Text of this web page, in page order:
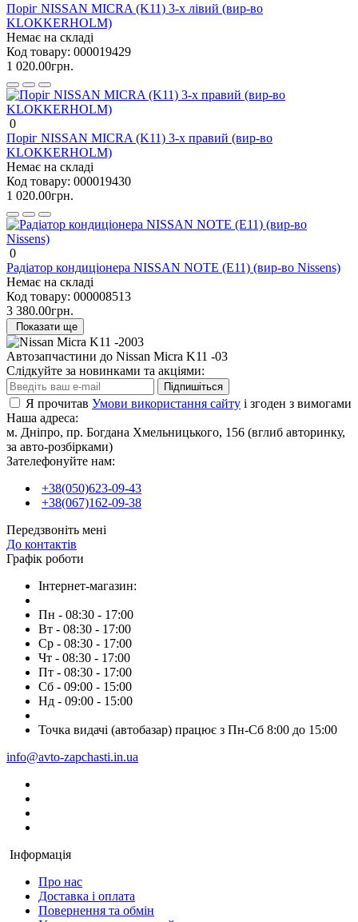
Поріг NISSAN MICRA (K11) 3-х лівий (вир-во
KLOKKERHOLM)
Немає на складі
Код товару: 000019429
1 020.00грн.
0
Поріг NISSAN MICRA (K11) 3-х правий (вир-во
KLOKKERHOLM)
Немає на складі
Код товару: 000019430
1 020.00грн.
0
Радіатор кондиціонера NISSAN NOTE (E11) (вир-во Nissens)
Немає на складі
Код товару: 000008513
3 380.00грн.
Показати ще
Автозапчастини до Nissan Micra K11 -03
Слідкуйте за новинками та акціями:
Підпишіться
Я прочитав Умови використання сайту і згоден з вимогами
Наша адреса:
м. Дніпро, пр. Богдана Хмельницького, 156 (вглиб авторинку,
за авто-розбірками)
Зателефонуйте нам:
+38(050)623-09-43
+38(067)162-09-38
Передзвоніть мені
До контактів
Графік роботи
Інтернет-магазин:
Пн - 08:30 - 17:00
Вт - 08:30 - 17:00
Ср - 08:30 - 17:00
Чт - 08:30 - 17:00
Пт - 08:30 - 17:00
Сб - 09:00 - 15:00
Нд - 09:00 - 15:00
Точка видачі (автобазар) працює з Пн-Сб 8:00 до 15:00
info@avto-zapchasti.in.ua
Інформація
Про нас
Доставка і оплата
Повернення та обмін